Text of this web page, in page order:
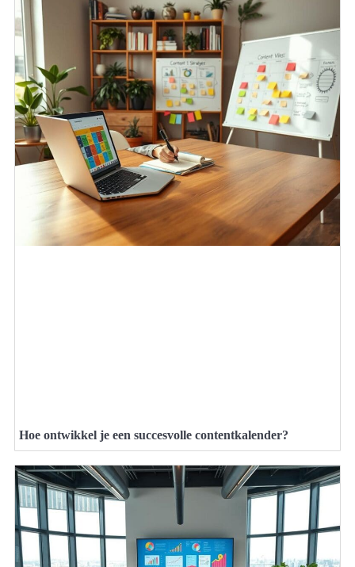
Hoe ontwikkel je een succesvolle contentkalender?